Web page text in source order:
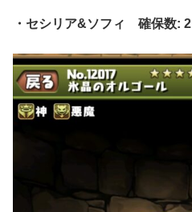
・セシリア&ソフィ 確保数: 2